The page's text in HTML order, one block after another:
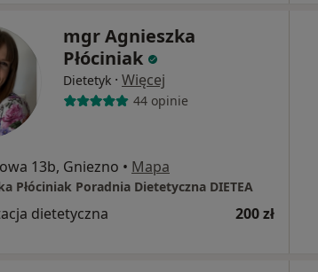
mgr Agnieszka
Płóciniak
Dietetyk · Więcej
44 opinie
13b, Gniezno • Mapa
Płóciniak Poradnia Dietetyczna DIETEA
dietetyczna 200 zł